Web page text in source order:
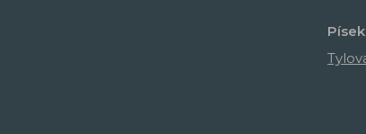
Písek